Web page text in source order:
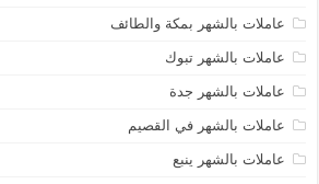
عاملات بالشهر بمكة والطائف
عاملات بالشهر تبوك
عاملات بالشهر جدة
عاملات بالشهر في القصيم
عاملات بالشهر ينبع